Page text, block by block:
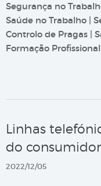
Segurança no
Saúde no Trabalho |
Controlo de Pragas |
Formação
Linhas
do consumidor
2022/12/05